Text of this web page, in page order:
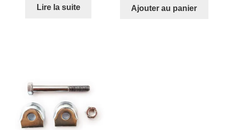
initial
Lire la suite
Boulon
Ajouter au panier